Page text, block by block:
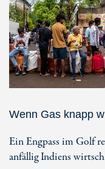
Wenn Gas knapp
Ein Engpass im Golf
anfällig Indiens